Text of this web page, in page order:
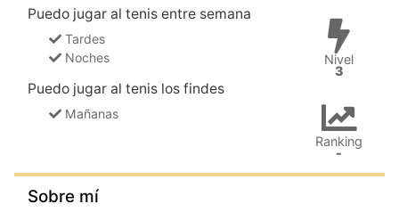
Puedo jugar al tenis entre semana
Tardes
Noches
Puedo jugar al tenis los findes
Mañanas
Nivel
3
Ranking
-
Sobre mí